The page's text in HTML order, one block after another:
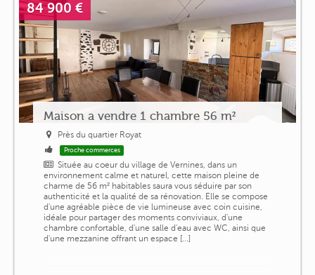
84 900 €
Maison a vendre 1 chambre 56 m²
Près du quartier Royat
Proche commerces
Située au coeur du village de Vernines, dans un
environnement calme et naturel, cette maison pleine de
charme de 56 m² habitables saura vous séduire par son
authenticité et la qualité de sa rénovation. Elle se compose
d'une agréable pièce de vie lumineuse avec coin cuisine,
idéale pour partager des moments conviviaux, d'une
chambre confortable, d'une salle d'eau avec WC, ainsi que
d'une mezzanine offrant un espace [...]